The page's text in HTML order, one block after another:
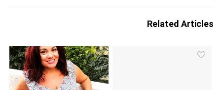
Related Articles